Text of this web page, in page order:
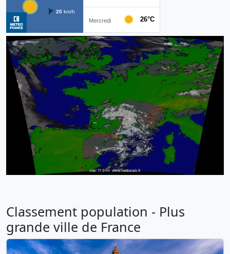
Classement population - Plus
grande ville de France